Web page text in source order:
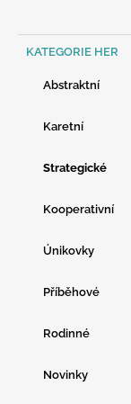
K
AKATEGORIE HER
Abstraktní
Karetní
Strategické
Kooperativní
Únikovky
Příběhové
Rodinné
Novinky